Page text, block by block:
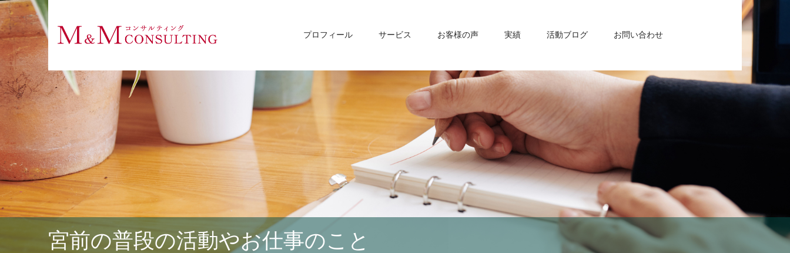
プロフィール サービス お客様の声 実績 活動ブログ お問い合わせ
宮前の普段の活動やお仕事のこと